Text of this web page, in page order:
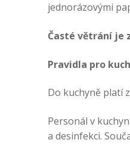
jednorázovými
Časté větrání je
Pravidla pro
Do kuchyně platí
Personál v
a desinfekci.